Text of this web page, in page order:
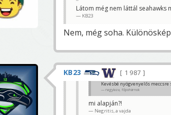
Látom még nem láttál seahawks
KB23
Nem, még soha.
KB23 1 987
Kevésbé nyögvenyelős
nagylaza, főpohárnok
mi alapján?!
Negritis, a vajda